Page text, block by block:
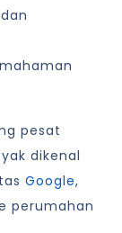
pesat
dikenal
Google,
perumahan